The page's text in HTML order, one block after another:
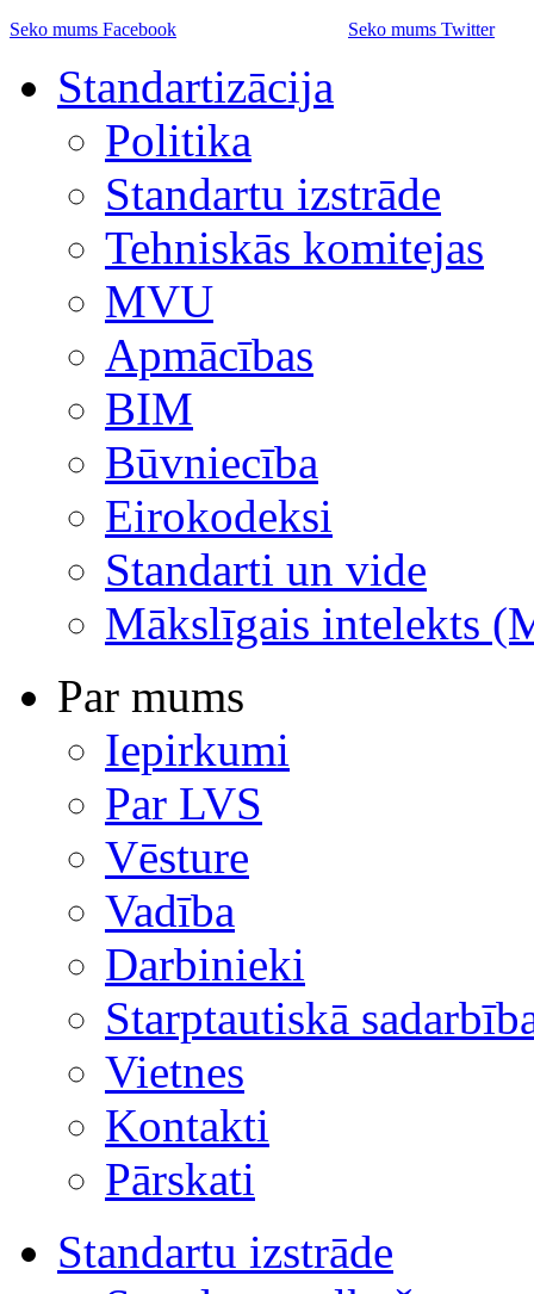
Seko mums Facebook Seko mums Twitter
Standartizācija
Politika
Standartu izstrāde
Tehniskās komitejas
MVU
Apmācības
BIM
Būvniecība
Eirokodeksi
Standarti un vide
Mākslīgais intelekts
Par mums
Iepirkumi
Par LVS
Vēsture
Vadība
Darbinieki
Starptautiskā
Vietnes
Kontakti
Pārskati
Standartu izstrāde